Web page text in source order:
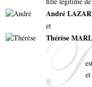
André
et
Thérèse
et